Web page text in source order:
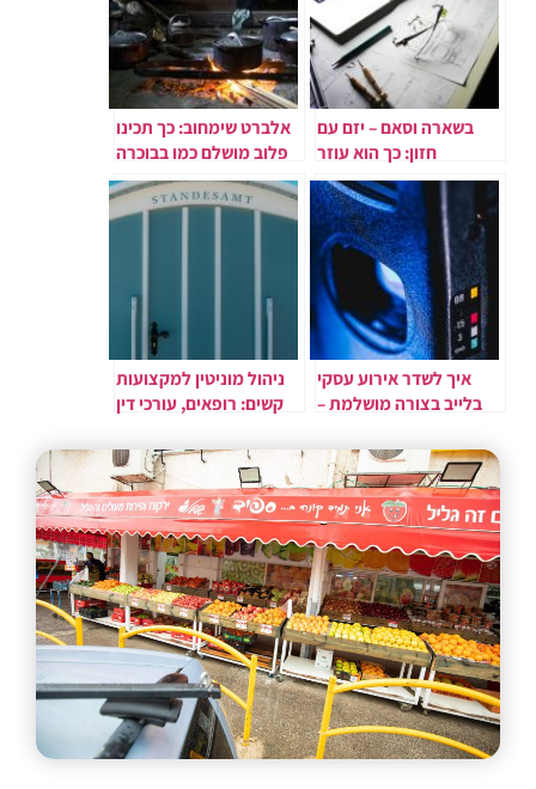
בשארה וסאם – יזם עם
חזון: כך הוא עוזר
לעסקים לגדול בכוח
המדיה הדיגיטלית
אלברט שימחוב: כך תכינו
פלוב מושלם כמו בבוכרה
איך לשדר אירוע עסקי
בלייב בצורה מושלמת –
ניהול מוניטין למקצועות
קשים: רופאים, עורכי דין